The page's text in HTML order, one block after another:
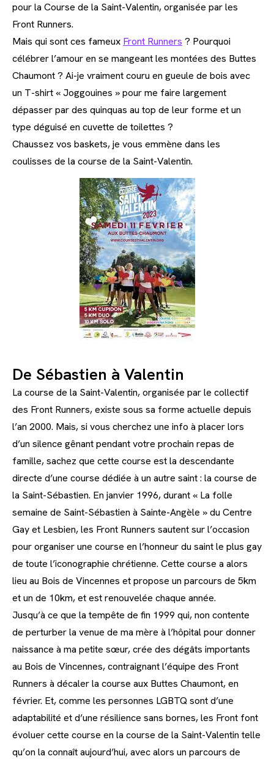
pour la Course de la Saint-Valentin, organisée par les
Front Runners.
Mais qui sont ces fameux Front Runners ? Pourquoi
célébrer l’amour en se mangeant les montées des Buttes
Chaumont ? Ai-je vraiment couru en gueule de bois avec
un T-shirt « Joggouines » pour me faire largement
dépasser par des quinquas au top de leur forme et un
type déguisé en cuvette de toilettes ?
Chaussez vos baskets, je vous emmène dans les
coulisses de la course de la Saint-Valentin.
De Sébastien à Valentin
La course de la Saint-Valentin, organisée par le collectif
des Front Runners, existe sous sa forme actuelle depuis
l’an 2000. Mais, si vous cherchez une info à placer lors
d’un silence gênant pendant votre prochain repas de
famille, sachez que cette course est la descendante
directe d’une course dédiée à un autre saint : la course de
la Saint-Sébastien. En janvier 1996, durant « La folle
semaine de Saint-Sébastien à Sainte-Angèle » du Centre
Gay et Lesbien, les Front Runners sautent sur l’occasion
pour organiser une course en l’honneur du saint le plus gay
de toute l’iconographie chrétienne. Cette course a alors
lieu au Bois de Vincennes et propose un parcours de 5km
et un de 10km, et est renouvelée chaque année.
Jusqu’à ce que la tempête de fin 1999 qui, non contente
de perturber la venue de ma mère à l’hôpital pour donner
naissance à ma petite sœur, crée des dégâts importants
au Bois de Vincennes, contraignant l’équipe des Front
Runners à décaler la course aux Buttes Chaumont, en
février. Et, comme les personnes LGBTQ sont d’une
adaptabilité et d’une résilience sans bornes, les Front font
évoluer cette course en la course de la Saint-Valentin telle
qu’on la connaît aujourd’hui, avec alors un parcours de